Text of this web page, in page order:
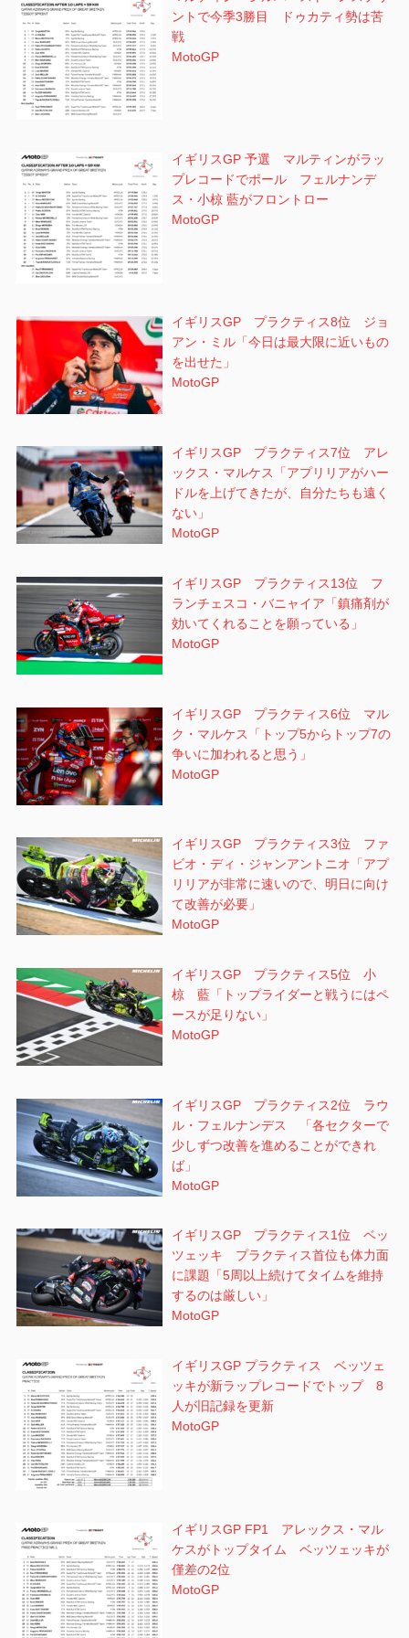
ントで今季3勝目 ドゥカティ勢は苦
戦
MotoGP
イギリスGP 予選 マルティンがラッ
プレコードでポール フェルナンデ
ス・小椋 藍がフロントロー
MotoGP
イギリスGP プラクティス8位 ジョ
アン・ミル「今日は最大限に近いもの
を出せた」
MotoGP
イギリスGP プラクティス7位 アレ
ックス・マルケス「アプリリアがハー
ドルを上げてきたが、自分たちも遠く
ない」
MotoGP
イギリスGP プラクティス13位 フ
ランチェスコ・バニャイア「鎮痛剤が
効いてくれることを願っている」
MotoGP
イギリスGP プラクティス6位 マル
ク・マルケス「トップ5からトップ7の
争いに加われると思う」
MotoGP
イギリスGP プラクティス3位 ファ
ビオ・ディ・ジャンアントニオ「アプ
リリアが非常に速いので、明日に向け
て改善が必要」
MotoGP
イギリスGP プラクティス5位 小
椋 藍「トップライダーと戦うにはペ
ースが足りない」
MotoGP
イギリスGP プラクティス2位 ラウ
ル・フェルナンデス 「各セクターで
少しずつ改善を進めることができれ
ば」
MotoGP
イギリスGP プラクティス1位 ベッ
ツェッキ プラクティス首位も体力面
に課題「5周以上続けてタイムを維持
するのは厳しい」
MotoGP
イギリスGP プラクティス ベッツェ
ッキが新ラップレコードでトップ 8
人が旧記録を更新
MotoGP
イギリスGP FP1 アレックス・マル
ケスがトップタイム ベッツェッキが
僅差の2位
MotoGP